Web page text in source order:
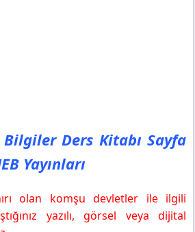
Bilgiler Ders Kitabı Sayfa
Yayınları
olan komşu devletler ile ilgili
yazılı, görsel veya dijital